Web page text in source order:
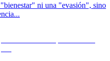
ni una "evasión", sino